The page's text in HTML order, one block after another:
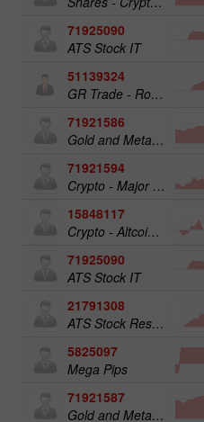
71925090
ATS Stock IT
51139324
GR Trade - RoboTRADE24
71921586
Gold and Metals 25
71921594
Crypto - Major crypto 25
15848117
Crypto - Altcoins 25
71925090
ATS Stock IT
21791308
ATS Stock Resources
5825097
Mega Pips
71921587
Gold and Metals 50